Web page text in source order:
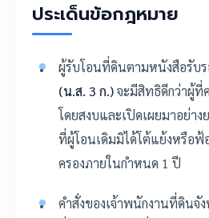
ประเด็นข้อกฎหมาย
ผู้รับโอนที่ดินตามหนังสือรับร
(น.ส. 3 ก.)จะมีสิทธิดีกว่าผู้
โดยสงบและเปิดเผยมาอย่า
ที่ผู้โอนเดิมมิได้โต้แย้งหรือฟ้
ครองภายในกำหนด 1 ปี
คำสั่งของเจ้าพนักงานที่ดินจั